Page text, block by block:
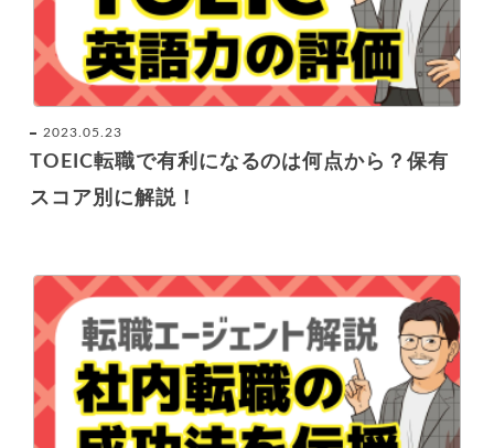
2023.05.23
TOEIC転職で有利になるのは何点から？保有
スコア別に解説！